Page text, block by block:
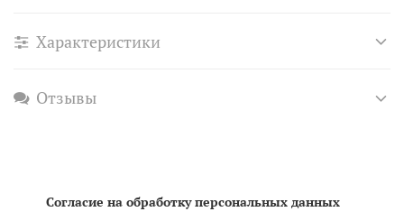
Характеристики
Отзывы
Согласие на обработку персональных данных